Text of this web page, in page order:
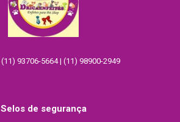
(11) 93706-5664 | (11) 98900-2949
Selos de segurança